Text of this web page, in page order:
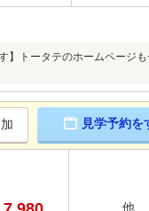
トータテのホームページも
見学予約を
他